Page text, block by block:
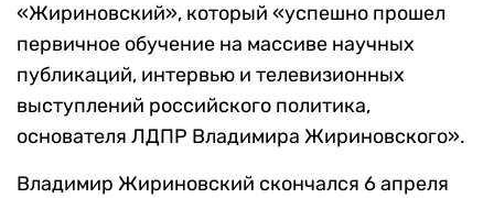
«Жириновский», который «успешно прошел
первичное обучение на массиве научных
публикаций, интервью и телевизионных
выступлений российского политика,
основателя ЛДПР Владимира Жириновского».
Владимир Жириновский скончался 6 апреля